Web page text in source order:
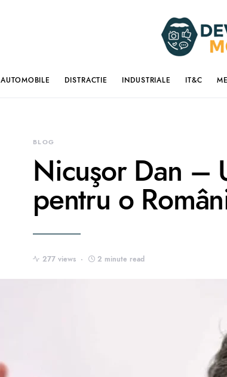
AUTOMOBILE DISTRACTIE INDUSTRIALE IT&C
BLOG
Nicuşor Dan –
pentru o
277 views 2 minute read